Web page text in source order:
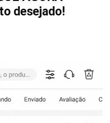
desejado!